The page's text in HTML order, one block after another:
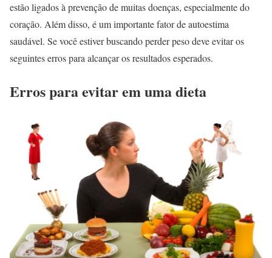
estão ligados à prevenção de muitas doenças, especialmente do
coração. Além disso, é um importante fator de autoestima
saudável. Se você estiver buscando perder peso deve evitar os
seguintes erros para alcançar os resultados esperados.
Erros para evitar em uma dieta